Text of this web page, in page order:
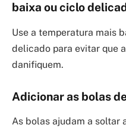
baixa ou ciclo
Use a temperatura mais
delicado para evitar que
danifiquem.
Adicionar as bolas
As bolas ajudam a soltar